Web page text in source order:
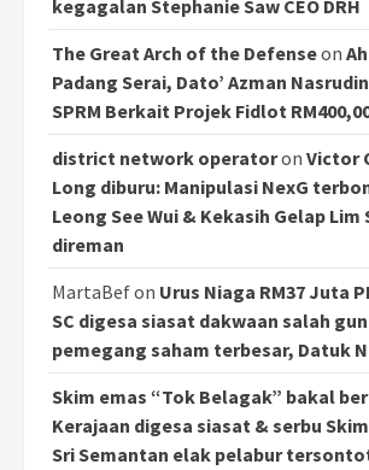
kegagalan Stephanie Saw CEO DRH
The Great Arch of the Defenseon
Padang Serai, Dato’ Azman
SPRM Berkait Projek Fidlot
district network operatoron Victor
Long diburu: Manipulasi NexG
Leong See Wui & Kekasih Gelap Lim
direman
MartaBefon Urus Niaga RM37 Juta
SC digesa siasat dakwaan salah
pemegang saham terbesar, Datuk
Skim emas “Tok Belagak” bakal
Kerajaan digesa siasat & serbu
Sri Semantan elak pelabur